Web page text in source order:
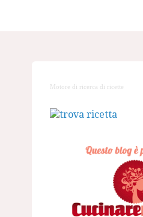
Motore di ricerca di ricette